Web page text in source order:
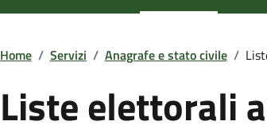
Home / Servizi / Anagrafe e stato civile /
Liste elettorali